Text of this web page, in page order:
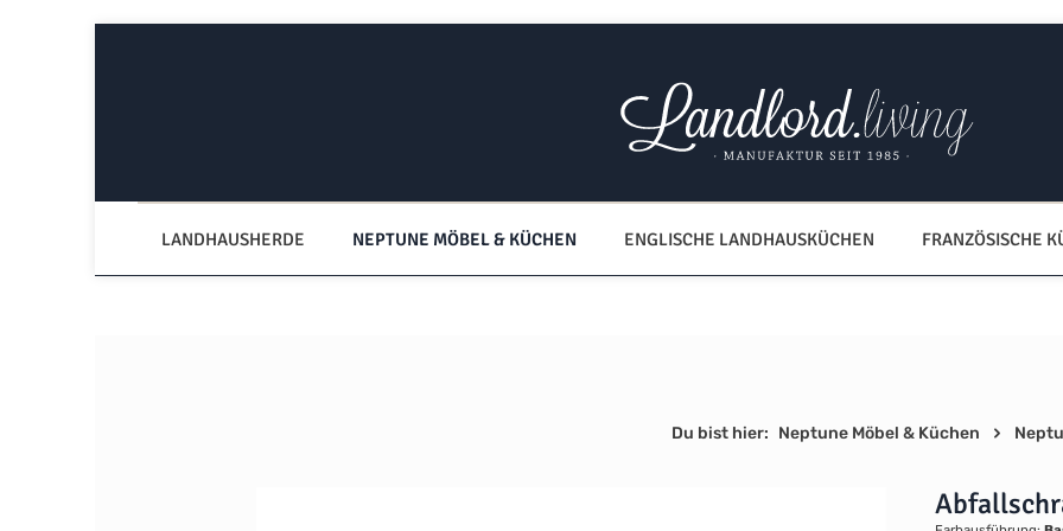
LANDHAUSHERDE NEPTUNE MÖBEL & KÜCHEN ENGLISCHE LANDHAUSKÜCHEN FRANZÖSISCHE
Du bist hier: Neptune Möbel & Küchen